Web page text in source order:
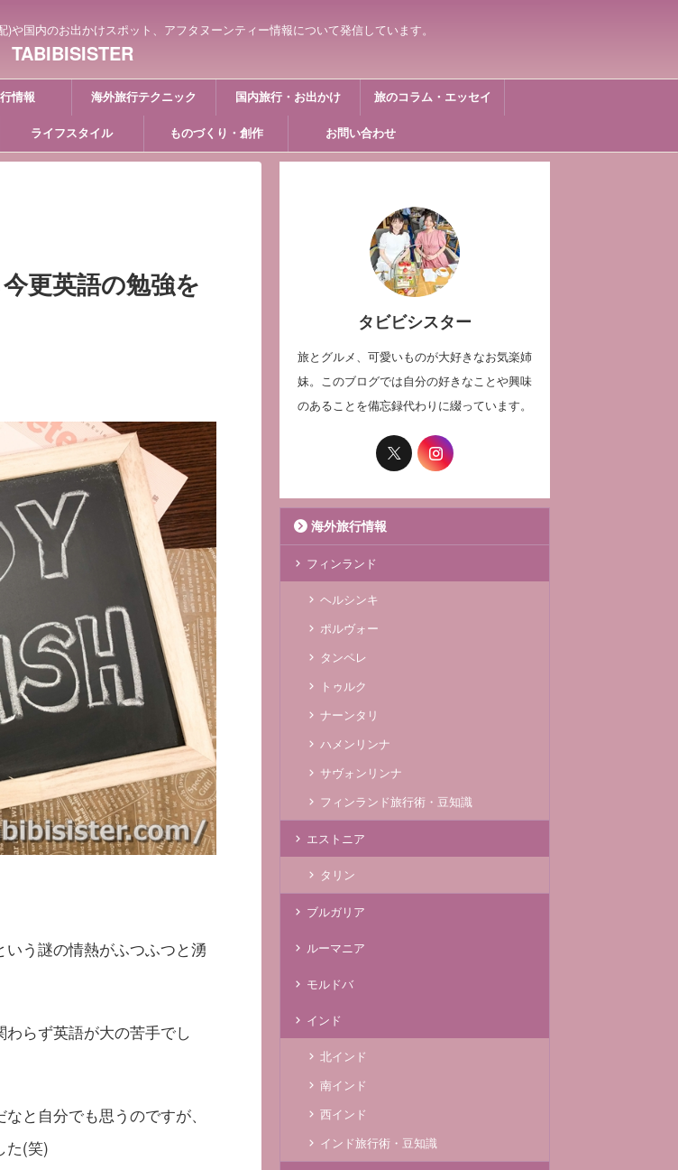
国内のお出かけスポット、アフタヌーンティー情報について発信しています。
TABIBISISTER
情報 海外旅行テクニック 国内旅行・お出かけ 旅のコラム・エッセイ
ライフスタイル ものづくり・創作 お問い合わせ
更英語の勉強を
いう謎の情熱がふつふつと湧
らず英語が大の苦手でし
と自分でも思うのですが、
た(笑)
タビビシスター
旅とグルメ、可愛いものが大好きなお気楽姉
妹。このブログでは自分の好きなことや興味
のあることを備忘録代わりに綴っています。
海外旅行情報
フィンランド
ヘルシンキ
ポルヴォー
タンペレ
トゥルク
ナーンタリ
ハメンリンナ
サヴォンリンナ
フィンランド旅行術・豆知識
エストニア
タリン
ブルガリア
ルーマニア
モルドバ
インド
北インド
南インド
西インド
インド旅行術・豆知識